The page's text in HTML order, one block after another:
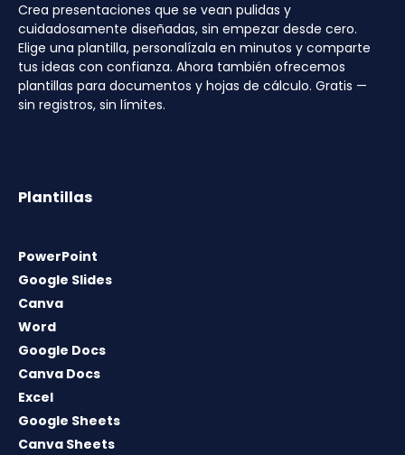
Crea presentaciones que se vean pulidas y
cuidadosamente diseñadas, sin empezar desde cero.
Elige una plantilla, personalízala en minutos y comparte
tus ideas con confianza. Ahora también ofrecemos
plantillas para documentos y hojas de cálculo. Gratis —
sin registros, sin límites.
Plantillas
PowerPoint
Google Slides
Canva
Word
Google Docs
Canva Docs
Excel
Google Sheets
Canva Sheets